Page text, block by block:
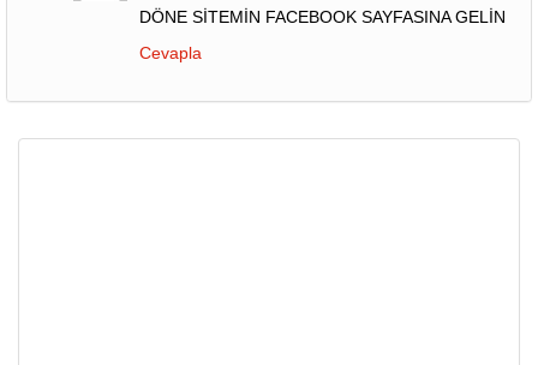
DÖNE SİTEMİN FACEBOOK SAYFASINA GELİN
Cevapla